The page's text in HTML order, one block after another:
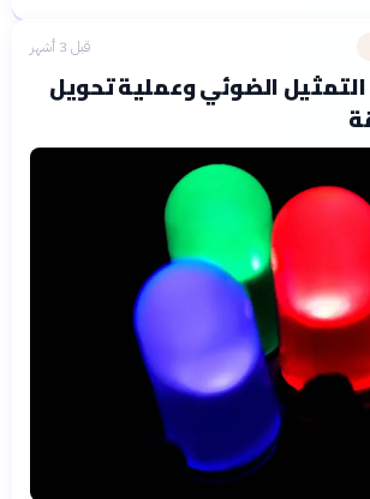
قبل 3 أشهر
الضوئي وعملية تحويل